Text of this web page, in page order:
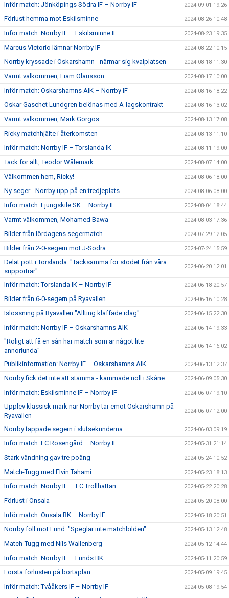
Inför match: Jönköpings Södra IF – Norrby IF 2024-09-01 19:26
Förlust hemma mot Eskilsminne 2024-08-26 10:48
Inför match: Norrby IF – Eskilsminne IF 2024-08-23 19:35
Marcus Victorio lämnar Norrby IF 2024-08-22 10:15
Norrby kryssade i Oskarshamn - närmar sig kvalplatsen 2024-08-18 11:30
Varmt välkommen, Liam Olausson 2024-08-17 10:00
Inför match: Oskarshamns AIK – Norrby IF 2024-08-16 18:22
Oskar Gaschet Lundgren belönas med A-lagskontrakt 2024-08-16 13:02
Varmt välkommen, Mark Gorgos 2024-08-13 17:08
Ricky matchhjälte i återkomsten 2024-08-13 11:10
Inför match: Norrby IF – Torslanda IK 2024-08-11 19:00
Tack för allt, Teodor Wålemark 2024-08-07 14:00
Välkommen hem, Ricky! 2024-08-06 18:00
Ny seger - Norrby upp på en tredjeplats 2024-08-06 08:00
Inför match: Ljungskile SK – Norrby IF 2024-08-04 18:44
Varmt välkommen, Mohamed Bawa 2024-08-03 17:36
Bilder från lördagens segermatch 2024-07-29 12:05
Bilder från 2-0-segern mot J-Södra 2024-07-24 15:59
Delat pott i Torslanda: "Tacksamma för stödet från våra
supportrar"
2024-06-20 12:01
Inför match: Torslanda IK – Norrby IF 2024-06-18 20:57
Bilder från 6-0-segern på Ryavallen 2024-06-16 10:28
Islossning på Ryavallen "Allting klaffade idag" 2024-06-15 22:30
Inför match: Norrby IF – Oskarshamns AIK 2024-06-14 19:33
"Roligt att få en sån här match som är något lite
annorlunda"
2024-06-14 16:02
Publikinformation: Norrby IF – Oskarshamns AIK 2024-06-13 12:37
Norrby fick det inte att stämma - kammade noll i Skåne 2024-06-09 05:30
Inför match: Eskilsminne IF – Norrby IF 2024-06-07 19:10
Upplev klassisk mark när Norrby tar emot Oskarshamn på
Ryavallen
2024-06-07 12:00
Norrby tappade segern i slutsekunderna 2024-06-03 09:19
Inför match: FC Rosengård – Norrby IF 2024-05-31 21:14
Stark vändning gav tre poäng 2024-05-24 10:52
Match-Tugg med Elvin Tahami 2024-05-23 18:13
Inför match: Norrby IF — FC Trollhättan 2024-05-22 20:28
Förlust i Onsala 2024-05-20 08:00
Inför match: Onsala BK – Norrby IF 2024-05-18 20:51
Norrby föll mot Lund: "Speglar inte matchbilden" 2024-05-13 12:48
Match-Tugg med Nils Wallenberg 2024-05-12 14:44
Inför match: Norrby IF – Lunds BK 2024-05-11 20:59
Första förlusten på bortaplan 2024-05-09 19:45
Inför match: Tvååkers IF – Norrby IF 2024-05-08 19:54